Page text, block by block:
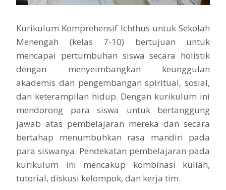
Kurikulum Komprehensif Ichthus untuk Sekolah
Menengah (kelas 7-10) bertujuan untuk
mencapai pertumbuhan siswa secara holistik
dengan menyeimbangkan keunggulan
akademis dan pengembangan spiritual, sosial,
dan keterampilan hidup. Dengan kurikulum ini
mendorong para siswa untuk bertanggung
jawab atas pembelajaran mereka dan secara
bertahap menumbuhkan rasa mandiri pada
para siswanya. Pendekatan pembelajaran pada
kurikulum ini mencakup kombinasi kuliah,
tutorial, diskusi kelompok, dan kerja tim.